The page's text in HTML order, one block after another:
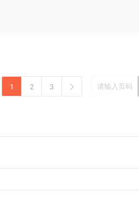
1 2 3